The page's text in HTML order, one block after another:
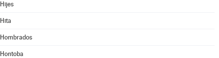
Hijes
Hita
Hombrados
Hontoba